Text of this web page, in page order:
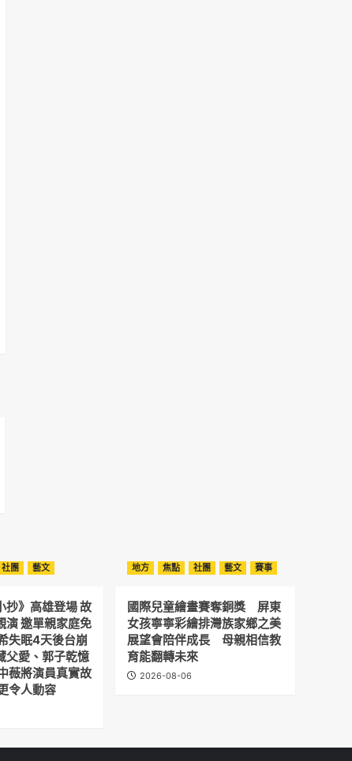
社團 藝文
抄》高雄登場 故
演 邀單親家庭免
失眠4天後台崩
父愛、郭子乾憶
薇將演員真實故
令人動容
地方 焦點 社團 藝文 賽事
國際兒童繪畫賽奪銅獎 屏東
女孩寧寧彩繪排灣族家鄉之美
展望會陪伴成長 母親相信教
育能翻轉未來
2026-08-06